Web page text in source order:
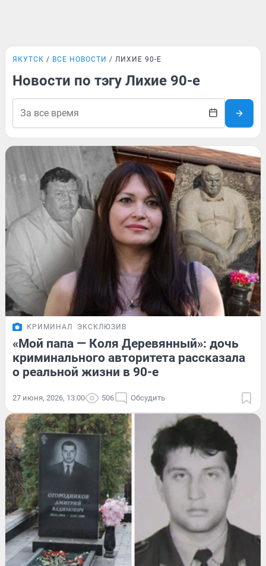
ЯКУТСК ВСЕ НОВОСТИ ЛИХИЕ 90-Е
Новости по тэгу Лихие 90-е
КРИМИНАЛ ЭКСКЛЮЗИВ
«Мой папа — Коля Деревянный»: дочь
криминального авторитета рассказала
о реальной жизни в 90-е
27 июня, 2026, 13:00 506 Обсудить